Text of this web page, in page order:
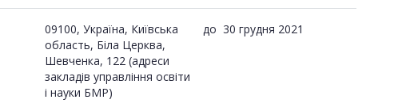
09100, Україна, Київська
область, Біла Церква,
Шевченка, 122 (адреси
закладів управління освіти
і науки БМР)
до 30 грудня 2021